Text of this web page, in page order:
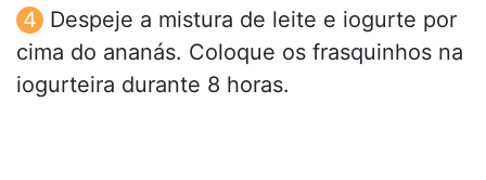
Despeje a mistura de leite e iogurte por
cima do ananás. Coloque os frasquinhos na
iogurteira durante 8 horas.